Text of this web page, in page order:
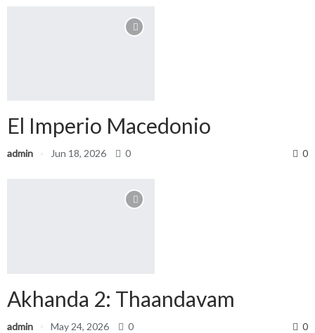
El Imperio Macedonio
admin Jun 18, 2026 0 0
Akhanda 2: Thaandavam
admin May 24, 2026 0 0